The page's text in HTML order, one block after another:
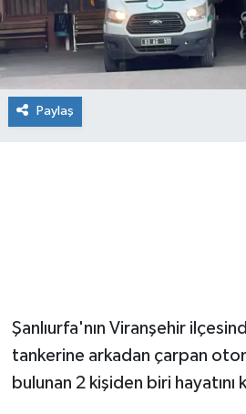
Paylaş
Şanlıurfa'nın Viranşehir
tankerine arkadan çarpan
bulunan 2 kişiden biri